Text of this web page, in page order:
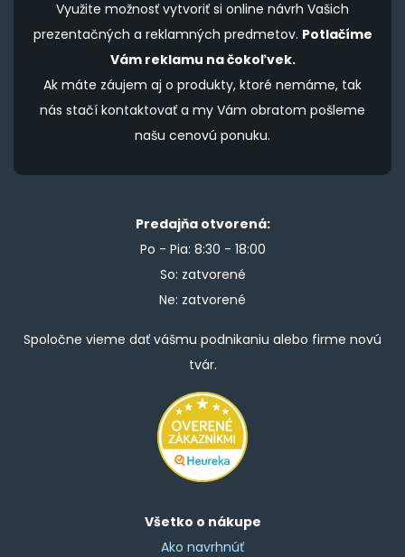
Využite možnosť vytvoriť si online návrh Vašich
prezentačných a reklamných predmetov. Potlačíme
Vám reklamu na čokoľvek.
Ak máte záujem aj o produkty, ktoré nemáme, tak
nás stačí kontaktovať a my Vám obratom pošleme
našu cenovú ponuku.
Predajňa otvorená:
Po - Pia: 8:30 - 18:00
So: zatvorené
Ne: zatvorené
Spoločne vieme dať vášmu podnikaniu alebo firme novú
tvár.
Všetko o nákupe
Ako navrhnúť